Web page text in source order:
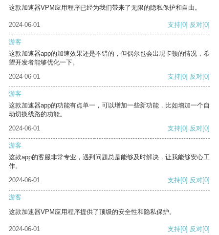
这款加速器VPM应用程序已经为我们带来了无限的隐私保护和自由。
2024-06-01 支持[0] 反对[0]
游客
这款加速器app的加速效果还是不错的，但偶尔也会出现卡顿的情况，希
望开发者能够优化一下。
2024-06-01
支持[0] 反对[0]
游客
这款加速器app的功能有点单一，可以增加一些新功能，比如增加一个自
动切换线路的功能。
2024-06-01
支持[0] 反对[0]
游客
这款app的客服非常专业，遇到问题总是能够及时解决，让我能够安心工
作。
2024-06-01
支持[0] 反对[0]
游客
这款加速器VPM应用程序提供了顶级的安全性和隐私保护。
2024-06-01 支持[0] 反对[0]